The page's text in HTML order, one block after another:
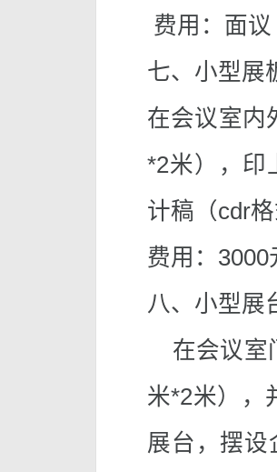
费用：面议
七、小型展
在会议室内
*2米），印
计稿（cdr
费用：3000
八、小型展
在会议室
米*2米），
展台，摆